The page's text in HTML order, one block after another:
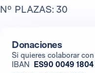
Nº PLAZAS: 30
Donaciones
Si quieres colaborar
IBAN ES90 0049